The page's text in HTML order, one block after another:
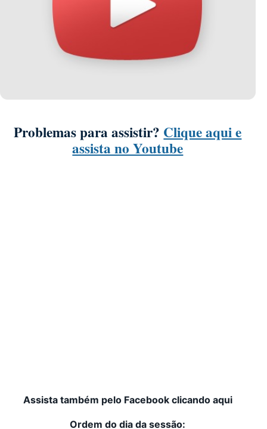
Problemas para assistir? Clique aqui e
assista no Youtube
Assista também pelo Facebook clicando aqui
Ordem do dia da sessão: